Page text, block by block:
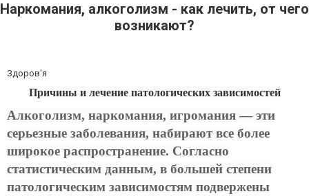
Наркомания, алкоголизм - как лечить, от чего
возникают?
Здоров'я
Причины и лечение патологических зависимостей
Алкоголизм, наркомания, игромания — эти
серьезные заболевания, набирают все более
широкое распространение. Согласно
статистическим данным, в большей степени
патологическим зависимостям подвержены